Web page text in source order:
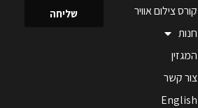
קורס צילום אוויר
חנות
המגזין
צור קשר
English
שליחה